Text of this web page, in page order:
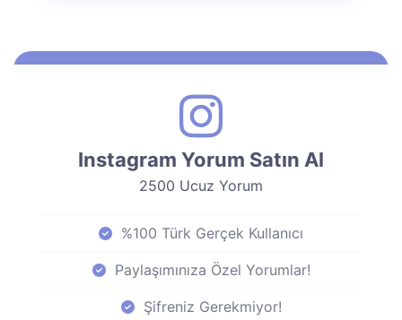
Instagram Yorum Satın Al
2500 Ucuz Yorum
%100 Türk Gerçek Kullanıcı
Paylaşımınıza Özel Yorumlar!
Şifreniz Gerekmiyor!